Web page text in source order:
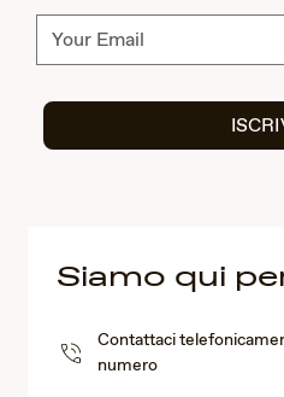
Abbonati
Siamo qui
Contattaci
numero